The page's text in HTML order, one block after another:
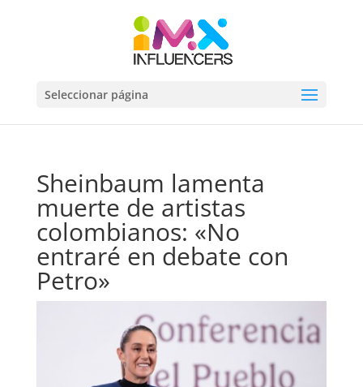
Seleccionar página
Sheinbaum lamenta
muerte de artistas
colombianos: «No
entraré en debate con
Petro»